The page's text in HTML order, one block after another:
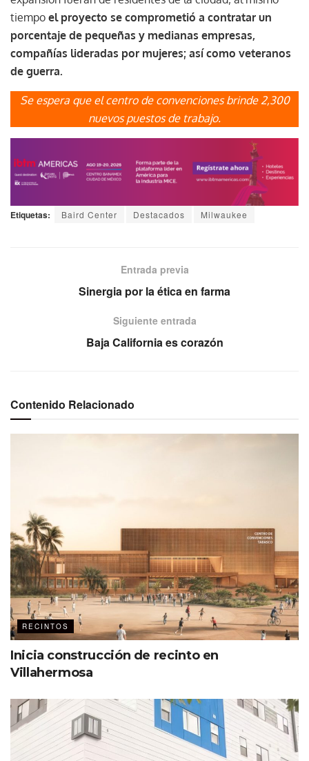
tiempo el proyecto se comprometió a contratar un
porcentaje de pequeñas y medianas empresas,
compañías lideradas por mujeres; así como veteranos
de guerra.
Se espera que el centro de convenciones brinde 2,300
nuevos puestos de trabajo.
Etiquetas: Baird Center Destacados Milwaukee
Entrada previa
Sinergia por la ética en farma
Siguiente entrada
Baja California es corazón
Contenido Relacionado
RECINTOS
Inicia construcción de recinto en
Villahermosa